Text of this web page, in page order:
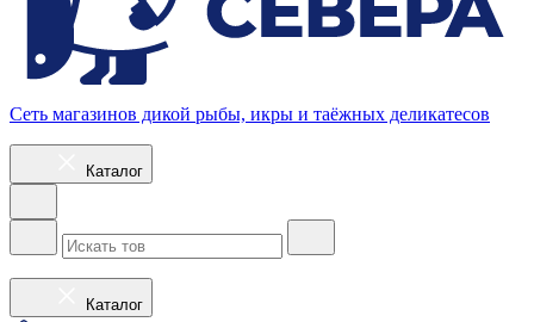
Сеть магазинов дикой рыбы, икры и таёжных деликатесов
Каталог
Каталог